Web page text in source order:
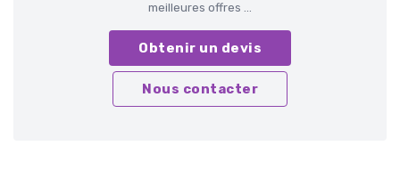
meilleures offres ...
Obtenir un devis
Nous contacter